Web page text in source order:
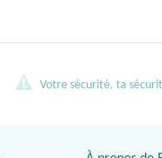
Votre sécurité, ta